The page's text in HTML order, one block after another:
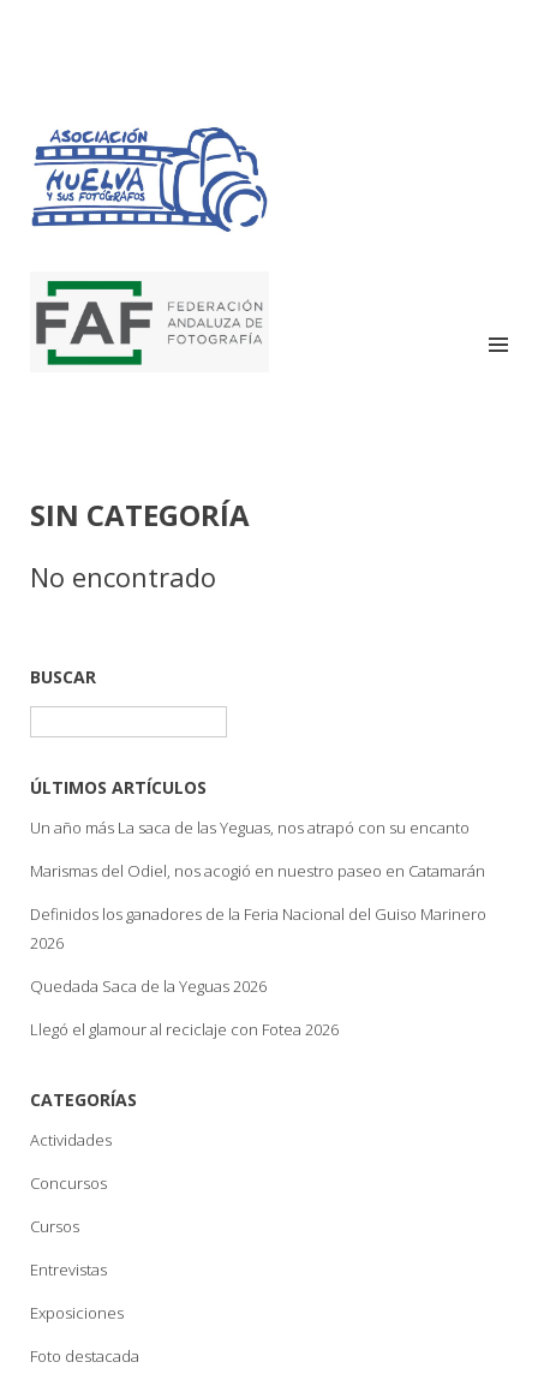
HUELVA Y SUS
FOTÓGRAFOS
SIN CATEGORÍA
No encontrado
BUSCAR
ÚLTIMOS ARTÍCULOS
Un año más La saca de las Yeguas, nos atrapó con su encanto
Marismas del Odiel, nos acogió en nuestro paseo en Catamarán
Definidos los ganadores de la Feria Nacional del Guiso Marinero
2026
Quedada Saca de la Yeguas 2026
Llegó el glamour al reciclaje con Fotea 2026
CATEGORÍAS
Actividades
Concursos
Cursos
Entrevistas
Exposiciones
Foto destacada